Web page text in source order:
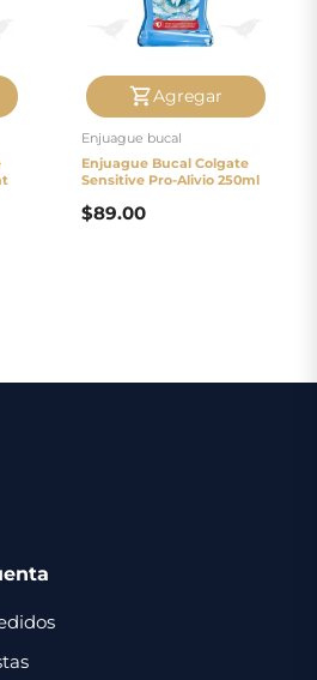
Agregar
Enjuague bucal
Enjuague Bucal Colgate
Sensitive Pro-Alivio 250ml
$89.00